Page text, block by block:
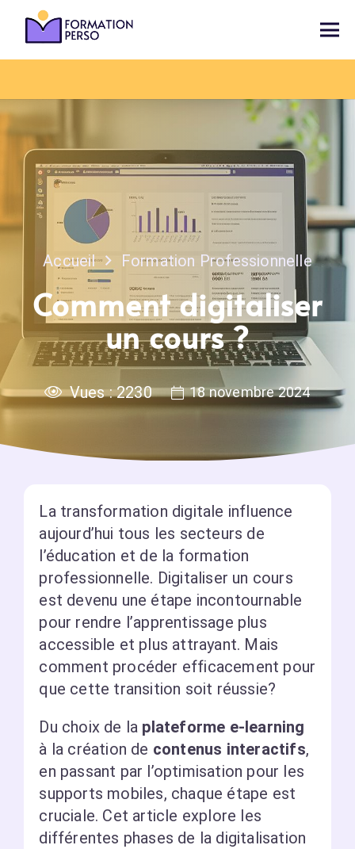
Accueil Formation Professionnelle
Comment digitaliser
un cours ?
Vues :2230 18 novembre 2024
La transformation digitale influence
aujourd’hui tous les secteurs de
l’éducation et de la formation
professionnelle. Digitaliser un cours
est devenu une étape incontournable
pour rendre l’apprentissage plus
accessible et plus attrayant. Mais
comment procéder efficacement pour
que cette transition soit réussie?
Du choix de la plateforme e-learning
à la création de contenus interactifs,
en passant par l’optimisation pour les
supports mobiles, chaque étape est
cruciale. Cet article explore les
différentes phases de la digitalisation